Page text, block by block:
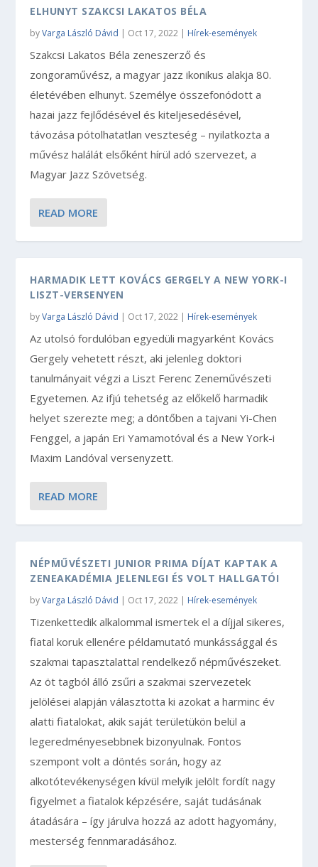
ELHUNYT SZAKCSI LAKATOS BÉLA
byVarga László Dávid | Oct 17, 2022 | Hírek-események
Szakcsi Lakatos Béla zeneszerző és
zongoraművész, a magyar jazz ikonikus alakja 80.
életévében elhunyt. Személye összefonódott a
hazai jazz fejlődésével és kiteljesedésével,
távozása pótolhatatlan veszteség – nyilatkozta a
művész halálát elsőként hírül adó szervezet, a
Magyar Jazz Szövetség.
READ MORE
HARMADIK LETT KOVÁCS GERGELY A NEW YORK-I
LISZT-VERSENYEN
byVarga László Dávid | Oct 17, 2022 | Hírek-események
Az utolsó fordulóban egyedüli magyarként Kovács
Gergely vehetett részt, aki jelenleg doktori
tanulmányait végzi a Liszt Ferenc Zeneművészeti
Egyetemen. Az ifjú tehetség az előkelő harmadik
helyet szerezte meg; a döntőben a tajvani Yi-Chen
Fenggel, a japán Eri Yamamotóval és a New York-i
Maxim Landóval versenyzett.
READ MORE
NÉPMŰVÉSZETI JUNIOR PRIMA DÍJAT KAPTAK A
ZENEAKADÉMIA JELENLEGI ÉS VOLT HALLGATÓI
byVarga László Dávid | Oct 17, 2022 | Hírek-események
Tizenkettedik alkalommal ismertek el a díjjal sikeres,
fiatal koruk ellenére példamutató munkássággal és
szakmai tapasztalattal rendelkező népművészeket.
Az öt tagból álló zsűri a szakmai szervezetek
jelölései alapján választotta ki azokat a harminc év
alatti fiatalokat, akik saját területükön belül a
legeredményesebbnek bizonyulnak. Fontos
szempont volt a döntés során, hogy az
alkotótevékenységen kívül melyik jelölt fordít nagy
figyelmet a fiatalok képzésére, saját tudásának
átadására – így járulva hozzá az adott hagyomány,
mesterség fennmaradásához.